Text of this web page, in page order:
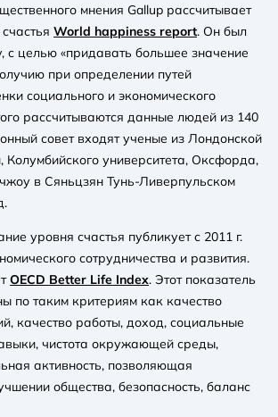
мнения Gallup рассчитывает
World happiness report. Он был
с целью «придавать большее значение
при определении путей
социального и экономического
рассчитываются данные людей из 140
совет входят ученые из Лондонской
Колумбийского университета, Оксфорда,
в Сяньцзян Тунь-Ливерпульском
уровня счастья публикует с 2011 г.
сотрудничества и развития.
OECD Better Life Index. Этот показатель
по таким критериям как качество
качество работы, доход, социальные
чистота окружающей среды,
активность, позволяющая
общества, безопасность, баланс